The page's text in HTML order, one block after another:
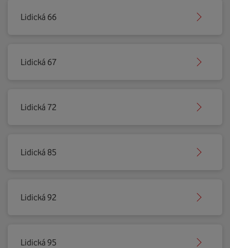
Lidická 66
Lidická 67
Lidická 72
Lidická 85
Lidická 92
Lidická 95